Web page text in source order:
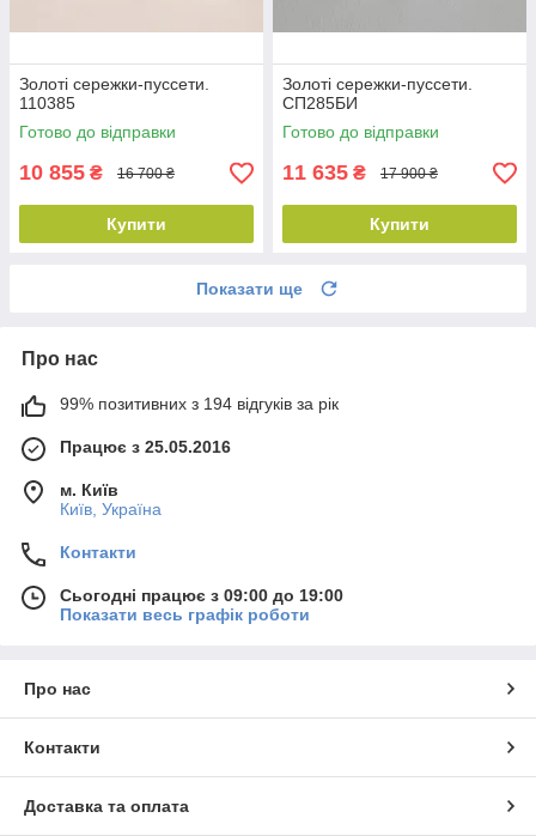
Золоті сережки-пуссети.
110385
Готово до відправки
10 855 ₴ 16 700 ₴
Купити
Золоті сережки-пуссети.
СП285БИ
Готово до відправки
11 635 ₴ 17 900 ₴
Купити
Показати ще
Про нас
99% позитивних з 194 відгуків за рік
Працює з 25.05.2016
м. Київ
Київ, Україна
Контакти
Сьогодні працює з 09:00 до 19:00
Показати весь графік роботи
Про нас
Контакти
Доставка та оплата